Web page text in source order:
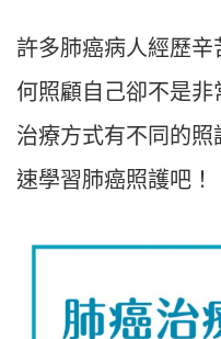
許多肺癌病人經歷辛
何照顧自己卻不是
治療方式有不同的
速學習肺癌照護吧！